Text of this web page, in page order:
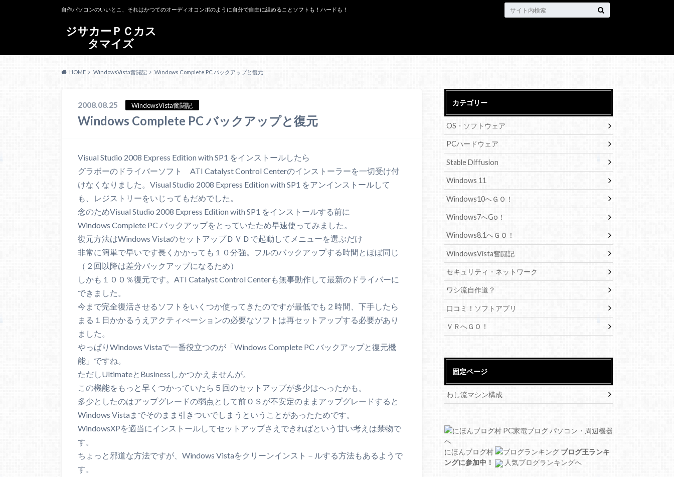
ジサカーＰＣカス
タマイズ
自作パソコンのいいとこ、それはかつてのオーディオコンポのように自分で自由に組めることソフトも！ハードも！
HOME WindowsVista奮闘記 Windows Complete PC バックアップと復元
2008.08.25 WindowsVista奮闘記
Windows Complete PC バックアップと復元
Visual Studio 2008 Express Edition with SP1 をインストールしたら
グラボーのドライバーソフト ATI Catalyst Control Centerのインストーラーを一切受け付
けなくなりました。Visual Studio 2008 Express Edition with SP1 をアンインストールして
も、レジストリーをいじってもだめでした。
念のためVisual Studio 2008 Express Edition with SP1 をインストールする前に
Windows Complete PC バックアップをとっていたため早速使ってみました。
復元方法はWindows VistaのセットアップＤＶＤで起動してメニューを選ぶだけ
非常に簡単で早いです長くかかっても１０分強。フルのバックアップする時間とほぼ同じ
（２回以降は差分バックアップになるため）
しかも１００％復元です。ATI Catalyst Control Centerも無事動作して最新のドライバーに
できました。
今まで完全復活させるソフトをいくつか使ってきたのですが最低でも２時間、下手したら
まる１日かかるうえアクティべーションの必要なソフトは再セットアップする必要があり
ました。
やっぱりWindows Vistaで一番役立つのが「Windows Complete PC バックアップと復元機
能」ですね。
ただしUltimateとBusinessしかつかえませんが。
この機能をもっと早くつかっていたら５回のセットアップが多少はへったかも。
多少としたのはアップグレードの弱点として前ＯＳが不安定のままアップグレードすると
Windows Vistaまでそのまま引きついでしまうということがあったためです。
WindowsXPを適当にインストールしてセットアップさえできればという甘い考えは禁物で
す。
ちょっと邪道な方法ですが、Windows Vistaをクリーンインスト－ルする方法もあるようで
す。
カテゴリー
OS・ソフトウェア
PCハードウェア
Stable Diffusion
Windows 11
Windows10へＧＯ！
Windows7へGo！
Windows8.1へＧＯ！
WindowsVista奮闘記
セキュリティ・ネットワーク
ワシ流自作道？
口コミ！ソフトアプリ
ＶＲへＧＯ！
固定ページ
わし流マシン構成
にほんブログ村
ブログ王ランキ
ングに参加中！
人気ブログランキングへ